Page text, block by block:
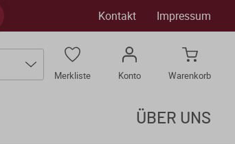
Kontakt Impressum
Merkliste
Konto Warenkorb
ÜBER UNS